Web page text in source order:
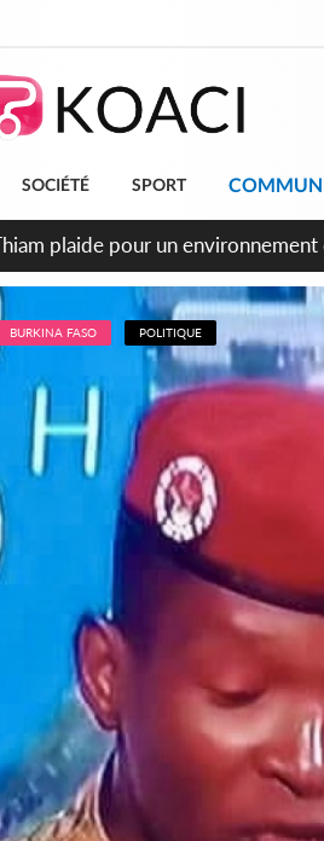
SOCIÉTÉ SPORT
convocations seront
BURKINA FASO POLITIQUE